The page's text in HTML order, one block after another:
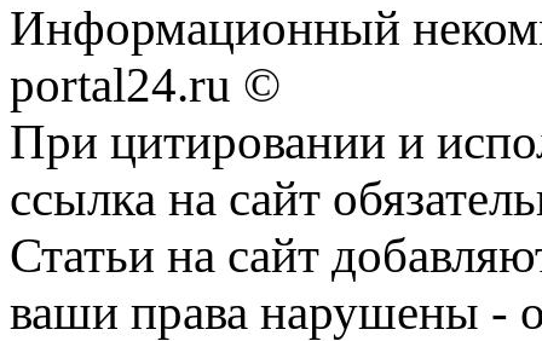
Информационный
portal24.ru ©
При цитировании и
ссылка на сайт
Статьи на сайт
ваши права нарушены -